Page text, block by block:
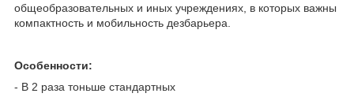
общеобразовательных и иных учреждениях, в которых важны
компактность и мобильность дезбарьера.
Особенности:
- В 2 раза тоньше стандартных